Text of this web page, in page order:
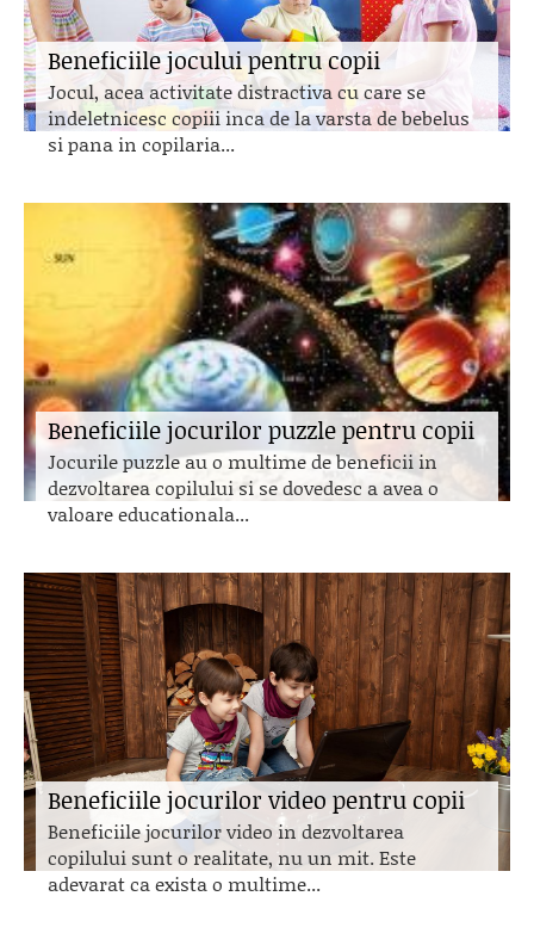
Beneficiile jocului pentru copii
Jocul, acea activitate distractiva cu care se
indeletnicesc copiii inca de la varsta de bebelus
si pana in copilaria...
Beneficiile jocurilor puzzle pentru copii
Jocurile puzzle au o multime de beneficii in
dezvoltarea copilului si se dovedesc a avea o
valoare educationala...
Beneficiile jocurilor video pentru copii
Beneficiile jocurilor video in dezvoltarea
copilului sunt o realitate, nu un mit. Este
adevarat ca exista o multime...